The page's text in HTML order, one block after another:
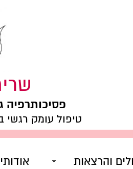
והרצאות
פסיכותרפיה
טיפול עומק